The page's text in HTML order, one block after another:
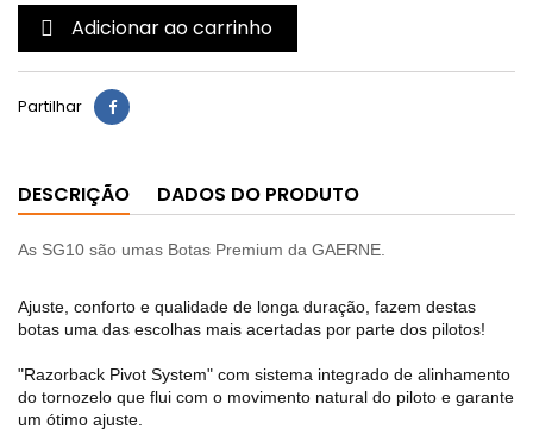
 Adicionar ao carrinho
Partilhar
DESCRIÇÃO DADOS DO PRODUTO
As SG10 são umas Botas Premium da GAERNE.
Ajuste, conforto e qualidade de longa duração, fazem destas
botas uma das escolhas mais acertadas por parte dos pilotos!
"Razorback Pivot System" com sistema integrado de alinhamento
do tornozelo que flui com o movimento natural do piloto e garante
um ótimo ajuste.